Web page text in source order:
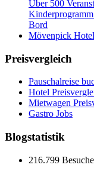
Über 500
Bord
Mövenpick
Preisvergleich
Pauschalreise
Hotel
Mietwagen
Gastro Jobs
Blogstatistik
216.799 Besuche